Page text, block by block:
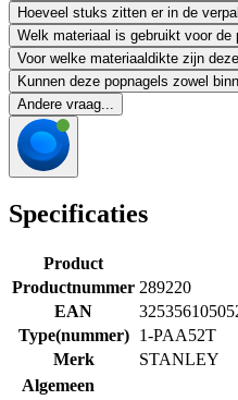
Hoeveel stuks zitten er in de
Welk materiaal is gebruikt voor de
Voor welke materiaaldikte zijn
Kunnen deze popnagels zowel
Andere vraag...
Specificaties
Product
Productnummer 289220
EAN
Type(nummer)
1-PAA52T
Merk
STANLEY
Algemeen